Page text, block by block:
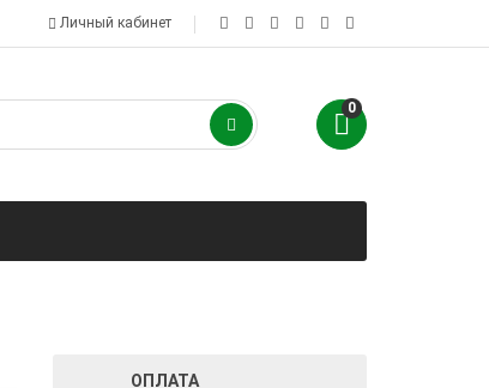
Личный кабинет
0
ОПЛАТА